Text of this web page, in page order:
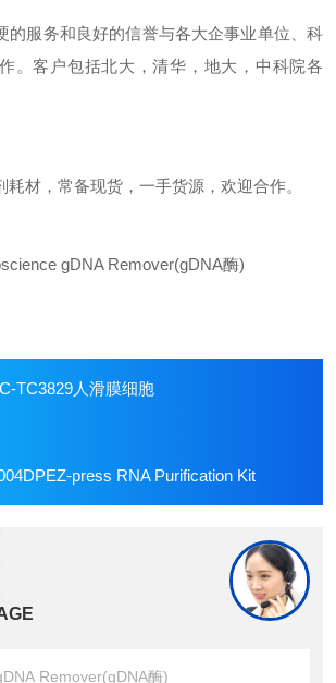
的服务和良好的信誉与各大企事业单位、科
。客户包括北大，清华，地大，中科院各
材，常备现货，一手货源，欢迎合作。
TC3829人滑膜细胞
press RNA Purification Kit